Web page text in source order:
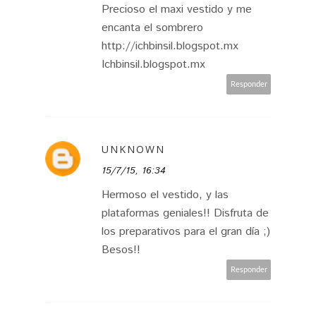
Precioso el maxi vestido y me
encanta el sombrero
http://ichbinsil.blogspot.mx
Ichbinsil.blogspot.mx
Responder
UNKNOWN
15/7/15, 16:34
Hermoso el vestido, y las
plataformas geniales!! Disfruta de
los preparativos para el gran día ;)
Besos!!
Responder